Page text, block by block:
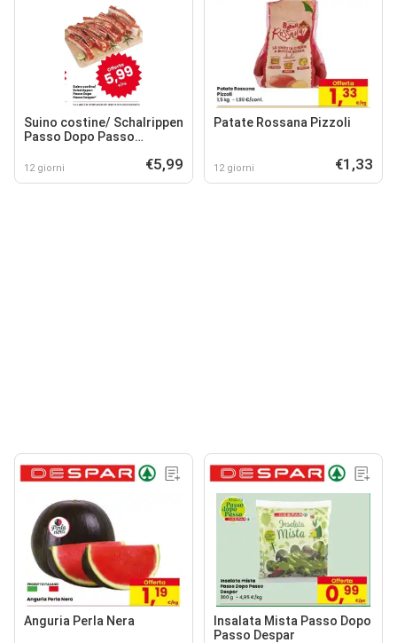
Suino costine/ Schalrippen
Passo Dopo Passo
12 giorni €5,99
Patate Rossana Pizzoli
12 giorni €1,33
Anguria Perla Nera
Insalata Mista Passo Dopo
Passo Despar